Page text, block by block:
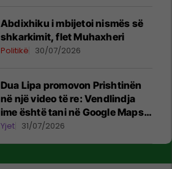
Abdixhiku i mbijetoi nismës së
shkarkimit, flet Muhaxheri
Politikë 30/07/2026
Dua Lipa promovon Prishtinën
në një video të re: Vendlindja
ime është tani në Google Maps
Street View
Yjet 31/07/2026